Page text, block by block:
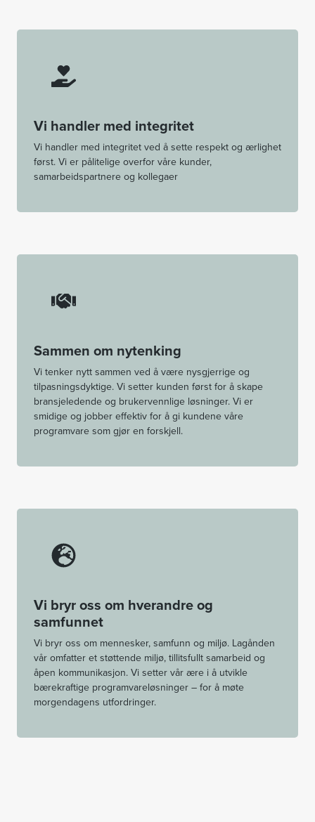
Vi handler med integritet
Vi handler med integritet ved å sette respekt og ærlighet
først. Vi er pålitelige overfor våre kunder,
samarbeidspartnere og kollegaer
Sammen om nytenking
Vi tenker nytt sammen ved å være nysgjerrige og
tilpasningsdyktige. Vi setter kunden først for å skape
bransjeledende og brukervennlige løsninger. ​Vi er
smidige og jobber effektiv for å gi kundene våre
programvare som gjør en forskjell.
Vi bryr oss om hverandre og
samfunnet
Vi bryr oss om mennesker, samfunn og miljø.​ Lagånden
vår omfatter et støttende miljø, tillitsfullt samarbeid og
åpen kommunikasjon.​ Vi setter vår ære i å utvikle
bærekraftige programvareløsninger – for å møte
morgendagens utfordringer.